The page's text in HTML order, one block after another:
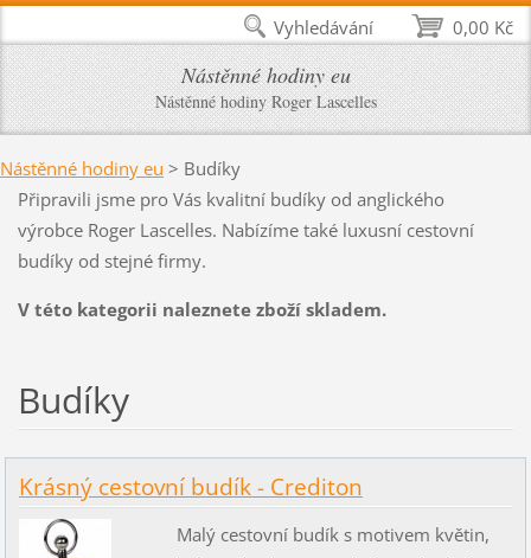
Nástěnné hodiny eu
Nástěnné hodiny Roger Lascelles
Nástěnné hodiny eu > Budíky
Připravili jsme pro Vás kvalitní budíky od anglického
výrobce Roger Lascelles. Nabízíme také luxusní cestovní
budíky od stejné firmy.
V této kategorii naleznete zboží skladem.
Budíky
Krásný cestovní budík - Crediton
Malý cestovní budík s motivem květin,
0,00 Kč
Vyhledávání